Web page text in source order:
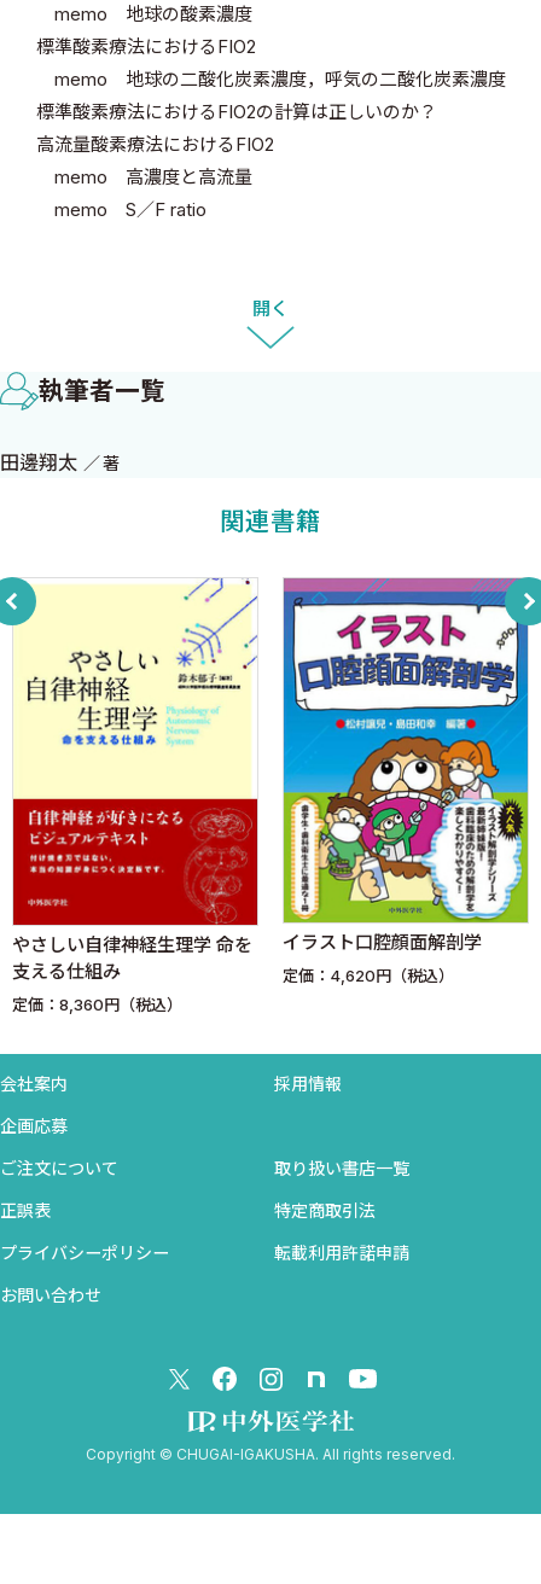
memo 地球の酸素濃度
標準酸素療法におけるFIO2
memo 地球の二酸化炭素濃度，呼気の二酸化炭素濃度
標準酸素療法におけるFIO2の計算は正しいのか？
高流量酸素療法におけるFIO2
memo 高濃度と高流量
memo S／F ratio
肺胞気—動脈血酸素分圧較差（A—aDO2）
memo 健常肺にもシャント？
memo 過換気症候群とPaO2
0.0031×PaO2
動脈血酸素含有量（CaO2）の式
memo SO2の表記
memo PaO2とSaO2はどう使い分ける？
MetHbとCOHb
CaO2の係数〜1.39なのか1.34なのか〜
高気圧酸素療法
シャントと酸素投与の関係
SECTION 04 心拍出量 CO＝SV×HR
CO＝SV×HR
CO＝BP／SVR
memo 甲状腺機能亢進症の治療＝5B
COとCI
灌流（perfusion）
memo 平均血圧の計算式
memo VA—ECMOにおける血圧
酸素摂取率（O2ER）
memo 循環平衡…CO＝VR
critical DO2
開く
執筆者一覧
田邊翔太 著
関連書籍
やさしい自律神経生理学 命を
支える仕組み
定価：8,360円（税込）
イラスト口腔顔面解剖学
定価：4,620円（税込）
会社案内 採用情報
企画応募
ご注文について 取り扱い書店一覧
正誤表 特定商取引法
プライバシーポリシー 転載利用許諾申請
お問い合わせ
Copyright © CHUGAI-IGAKUSHA. All rights reserved.